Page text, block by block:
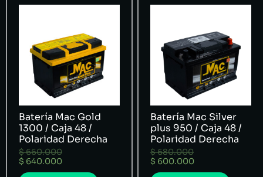
Batería Mac Gold
1300 / Caja 48 /
Polaridad Derecha
$660.000
$ 640.000
Batería Mac Silver
plus 950 / Caja 48 /
Polaridad Derecha
$680.000
$ 600.000